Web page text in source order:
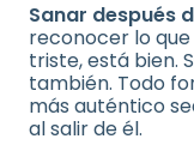
Sanar después
reconocer lo que
triste, está bien.
también. Todo
más auténtico
al salir de él.